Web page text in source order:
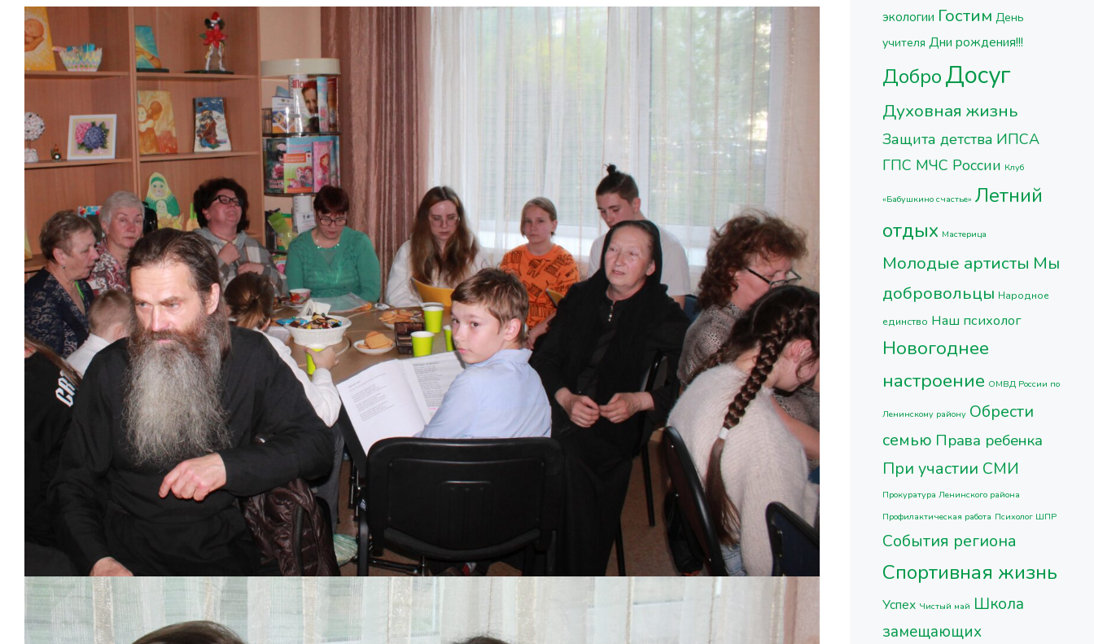
экологии Гостим День
учителя Дни рождения!!!
ДоброДосуг
Духовная жизнь
Защита детства ИПСА
ГПС МЧС России Клуб
«Бабушкино счастье» Летний
отдых Мастерица
Молодые артисты Мы
добровольцы Народное
единство Наш психолог
Новогоднее
настроение ОМВД России по
Ленинскому району Обрести
семью Права ребенка
При участии СМИ
Прокуратура Ленинского района
Профилактическая работа Психолог ШПР
События региона
Спортивная жизнь
Успех Чистый май Школа
замещающих